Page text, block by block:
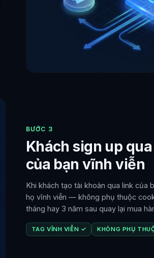
BƯỚC 3
Khách sign up
của bạn vĩnh viễn
Khi khách tạo tài khoản qua link của
họ vĩnh viễn — không phụ thuộc
tháng hay 3 năm sau quay lại mua
TAG VĨNH VIỄN ✓ KHÔNG PHỤ